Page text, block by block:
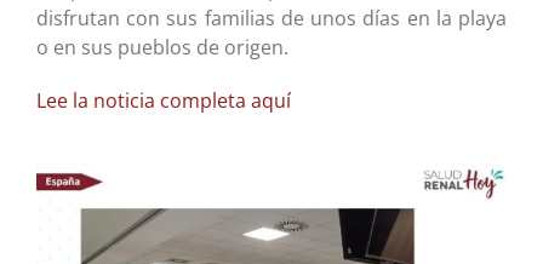
disfrutan con sus familias de unos días en la playa
o en sus pueblos de origen.
Lee la noticia completa aquí